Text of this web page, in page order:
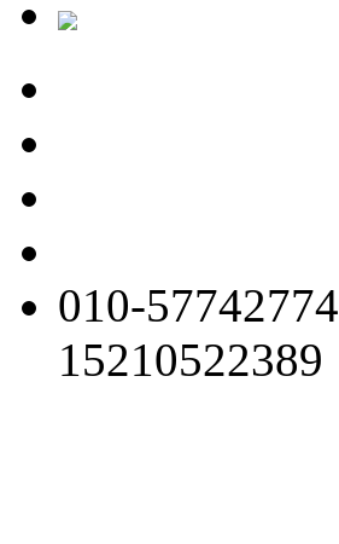
010-57742774
15210522389